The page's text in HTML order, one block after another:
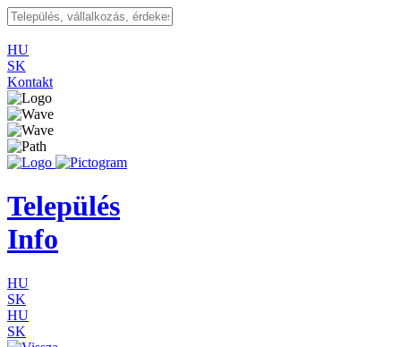
HU
SK
Kontakt
Település
Info
HU
SK
HU
SK